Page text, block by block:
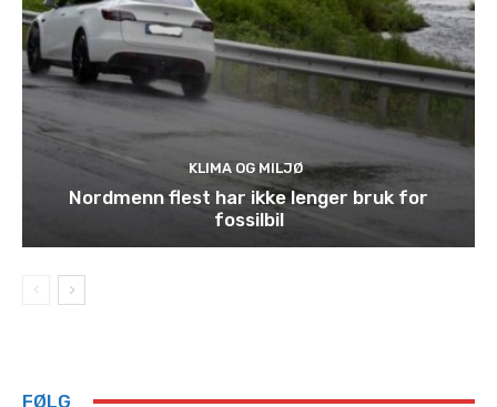
KLIMA OG MILJØ
Nordmenn flest har ikke lenger bruk for
fossilbil
FØLG